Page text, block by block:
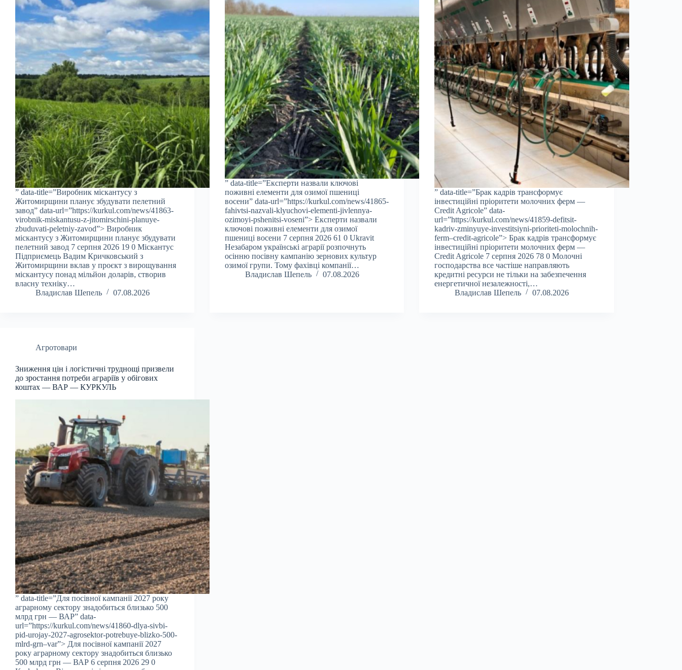
” data-title=”Виробник міскантусу з
Житомирщини планує збудувати пелетний
завод” data-url=”https://kurkul.com/news/41863-
virobnik-miskantusu-z-jitomirschini-planuye-
zbuduvati-peletniy-zavod”> Виробник
міскантусу з Житомирщини планує збудувати
пелетний завод 7 серпня 2026 19 0 Міскантус
Підприємець Вадим Кричковський з
Житомирщини вклав у проєкт з вирощування
міскантусу понад мільйон доларів, створив
власну техніку…
Владислав Шепель
07.08.2026
” data-title=”Експерти назвали ключові
поживні елементи для озимої пшениці
восени” data-url=”https://kurkul.com/news/41865-
fahivtsi-nazvali-klyuchovi-elementi-jivlennya-
ozimoyi-pshenitsi-voseni”> Експерти назвали
ключові поживні елементи для озимої
пшениці восени 7 серпня 2026 61 0 Ukravit
Незабаром українські аграрії розпочнуть
осінню посівну кампанію зернових культур
озимої групи. Тому фахівці компанії…
Владислав Шепель
07.08.2026
” data-title=”Брак кадрів трансформує
інвестиційні пріоритети молочних ферм —
Credit Agricole” data-
url=”https://kurkul.com/news/41859-defitsit-
kadriv-zminyuye-investitsiyni-prioriteti-molochnih-
ferm–credit-agricole”> Брак кадрів трансформує
інвестиційні пріоритети молочних ферм —
Credit Agricole 7 серпня 2026 78 0 Молочні
господарства все частіше направляють
кредитні ресурси не тільки на забезпечення
енергетичної незалежності,…
Владислав Шепель
07.08.2026
Агротовари
Зниження цін і логістичні труднощі призвели
до зростання потреби аграріїв у обігових
коштах — ВАР — КУРКУЛЬ
” data-title=”Для посівної кампанії 2027 року
аграрному сектору знадобиться близько 500
млрд грн — ВАР” data-
url=”https://kurkul.com/news/41860-dlya-sivbi-
pid-urojay-2027-agrosektor-potrebuye-blizko-500-
mlrd-grn–var”> Для посівної кампанії 2027
року аграрному сектору знадобиться близько
500 млрд грн — ВАР 6 серпня 2026 29 0